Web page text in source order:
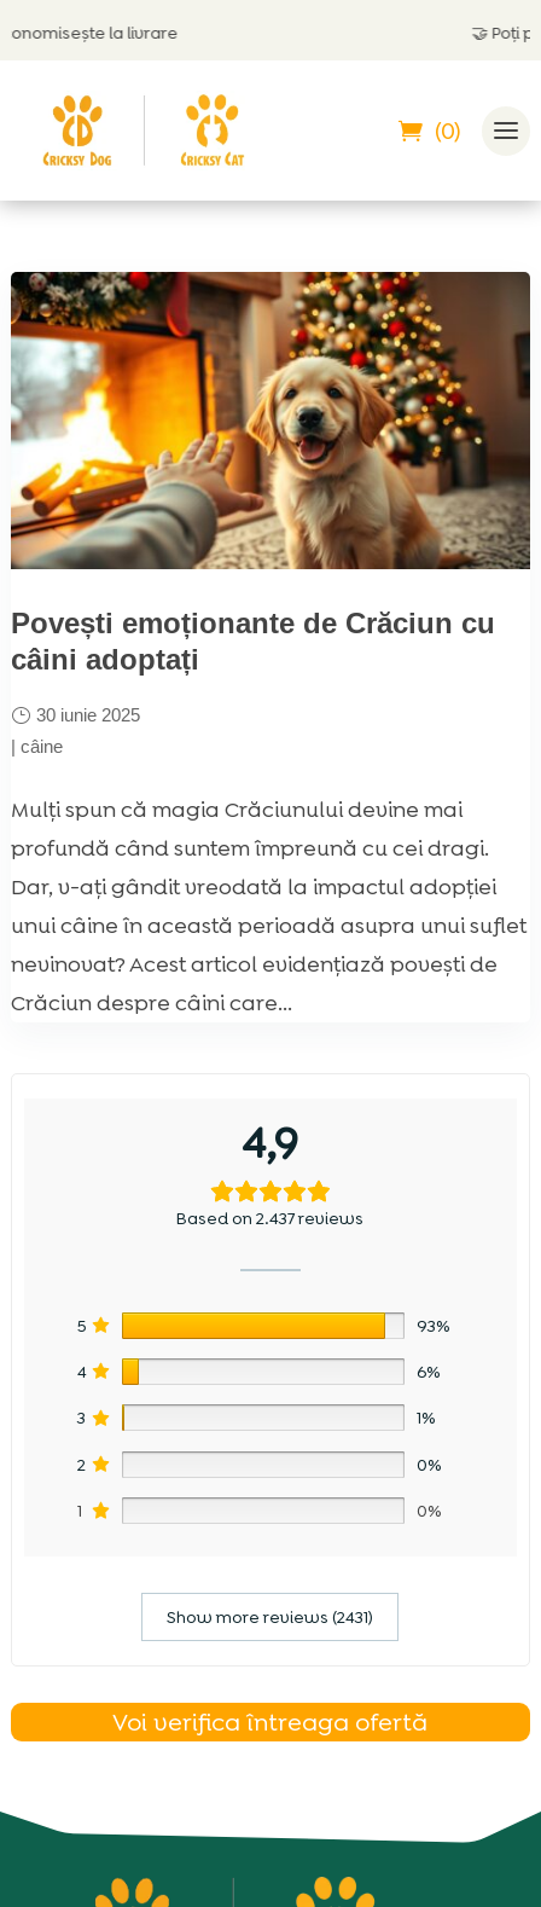
la livrare Poți plăti
(0)
Povești emoționante de Crăciun cu
câini adoptați
30 iunie 2025
| câine
Mulți spun că magia Crăciunului devine mai
profundă când suntem împreună cu cei dragi.
Dar, v-ați gândit vreodată la impactul adopției
unui câine în această perioadă asupra unui suflet
nevinovat? Acest articol evidențiază povești de
Crăciun despre câini care...
4,9
Based on 2.437 reviews
5 93%
4 6%
3 1%
2 0%
1 0%
Show more reviews (2431)
Voi verifica întreaga ofertă